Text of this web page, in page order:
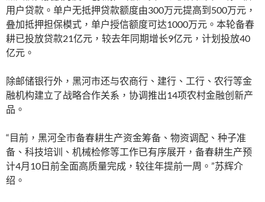
用户贷款。单户无抵押贷款额度由300万元提高到500万元，
叠加抵押担保模式，单户授信额度可达1000万元。本轮备春
耕已投放贷款21亿元，较去年同期增长9亿元，计划投放40
亿元。
除邮储银行外，黑河市还与农商行、建行、工行、农行等金
融机构建立了战略合作关系，协调推出14项农村金融创新产
品。
“目前，黑河全市备春耕生产资金筹备、物资调配、种子准
备、科技培训、机械检修等工作已有序展开，备春耕生产预
计4月10日前全面高质量完成，较往年提前一周。”苏辉介
绍。